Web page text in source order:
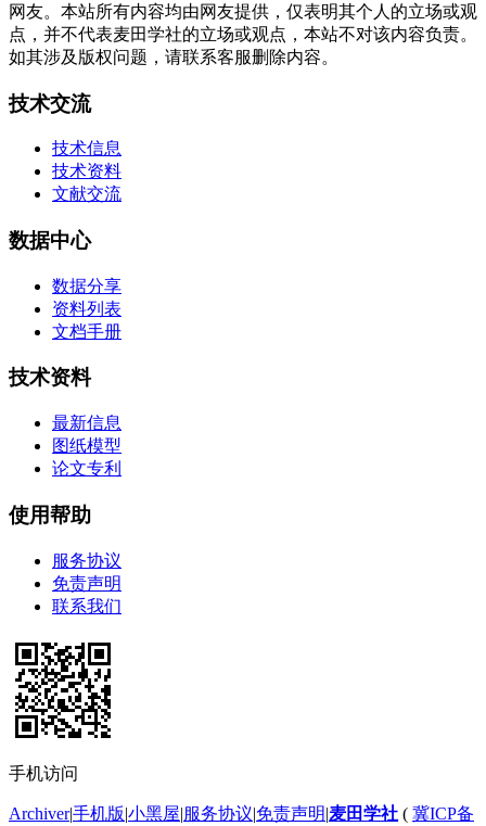
网友。本站所有内容均由网友提供，仅表明其个人的立场或观
点，并不代表麦田学社的立场或观点，本站不对该内容负责。
如其涉及版权问题，请联系客服删除内容。
技术交流
技术信息
技术资料
文献交流
数据中心
数据分享
资料列表
文档手册
技术资料
最新信息
图纸模型
论文专利
使用帮助
服务协议
免责声明
联系我们
手机访问
Archiver|手机版|小黑屋|服务协议|免责声明|麦田学社 ( 冀ICP备